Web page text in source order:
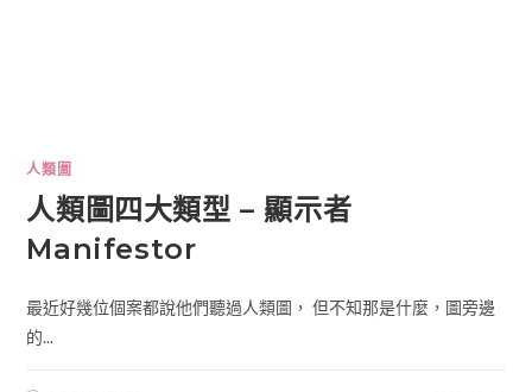
人類圖
人類圖四大類型 – 顯示者
Manifestor
最近好幾位個案都說他們聽過人類圖， 但不知那是什麼，圖旁邊
的...